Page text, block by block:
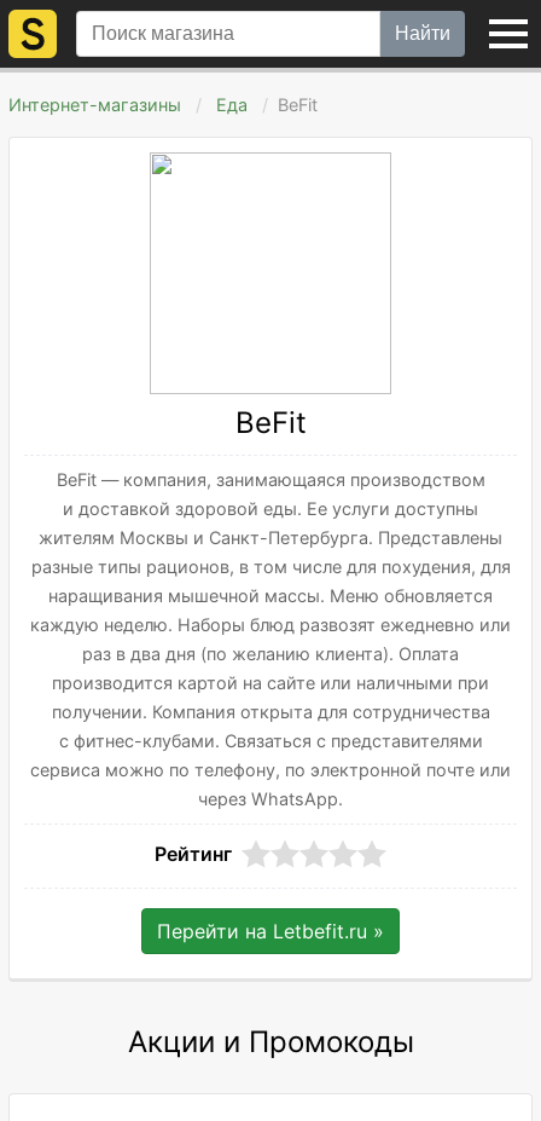
Найти
Интернет-магазины Еда BeFit
BeFit
BeFit — компания, занимающаяся производством
и доставкой здоровой еды. Ее услуги доступны
жителям Москвы и Санкт-Петербурга. Представлены
разные типы рационов, в том числе для похудения, для
наращивания мышечной массы. Меню обновляется
каждую неделю. Наборы блюд развозят ежедневно или
раз в два дня (по желанию клиента). Оплата
производится картой на сайте или наличными при
получении. Компания открыта для сотрудничества
с фитнес-клубами. Связаться с представителями
сервиса можно по телефону, по электронной почте или
через WhatsApp.
Рейтинг
Перейти на Letbefit.ru »
Акции и Промокоды